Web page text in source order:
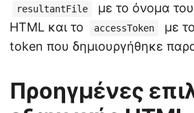
resultantFile
με το όνομα
HTML και το
accessToken
με
token που δημιουργήθηκε
Προηγμένες